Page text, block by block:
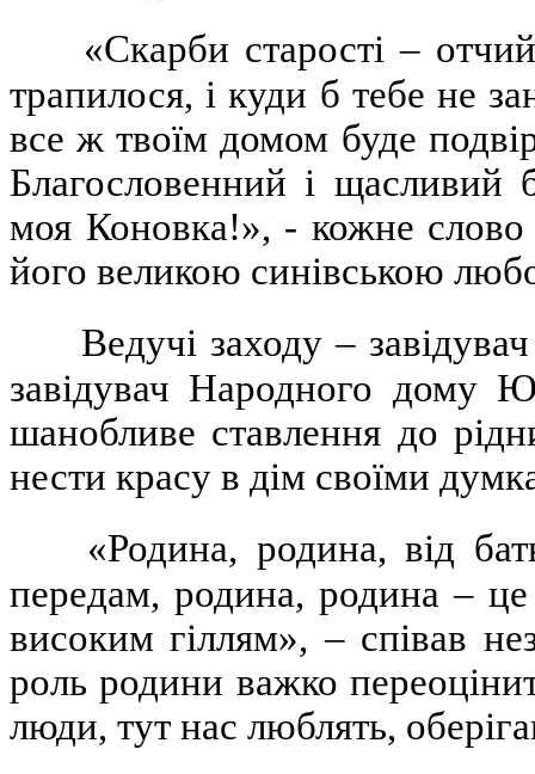
«Скарби старості –
трапилося, і куди б тебе не
все ж твоїм домом буде
Благословенний і
моя Коновка!», - кожне слово
його великою синівською
Ведучі заходу –
завідувач Народного дому
шанобливе ставлення до
нести красу в дім своїми
«Родина, родина, від
передам, родина, родина –
високим гіллям», – співав
роль родини важко
люди, тут нас люблять,